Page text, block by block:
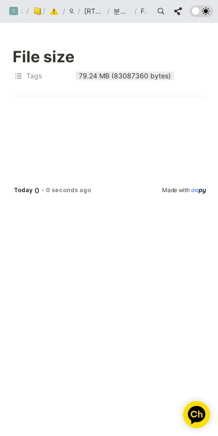
까망눈 연구소
/ Post
/ Malware
/ 악코분
/ [RTF] 문서형 악성코드 분석 / 분석 대상 - ahnlab.exe / File size
File size
Tags 79.24 MB (83087360 bytes)
Today 0 - 0 seconds ago Made with